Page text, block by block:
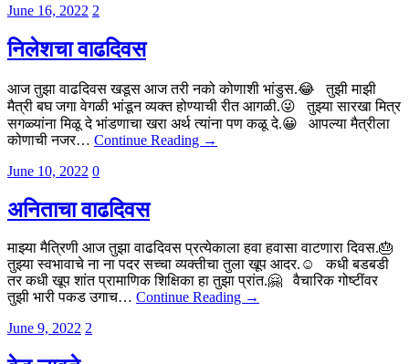
June 16, 2022 2
निलेशचा वाढदिवस
आज तुझा वाढदिवस खडूस आज तरी नको कोणाशी भांडुस.😂 तुझी माझी
मैत्री बघ जगा वेगळी भांडून व्यक्त होण्याची रीत आगळी.😜 तुझ्या सारखा मित्र
सगळ्यांना मिळू दे भांडणाचा खरा अर्थ त्यांना पण कळू दे.😀 आपल्या मैत्रीला
कोणाची नजर… Continue Reading →
June 10, 2022 0
अनिताचा वाढदिवस
माझ्या मैत्रिणी आज तुझा वाढदिवस प्रत्येकाला हवा हवासा वाटणारा दिवस.🎂
तुझ्या स्वभावाचे ना ना पदर सच्चा व्यक्तीचा तुला खूप आदर.☺️ कधी बडबडी
तर कधी खूप शांत प्रामाणिक शिक्षिका हा तुझा प्रांत.🤗 वैचारिक गोष्टींवर
तुझी भारी पकड उगाच… Continue Reading →
June 9, 2022 2